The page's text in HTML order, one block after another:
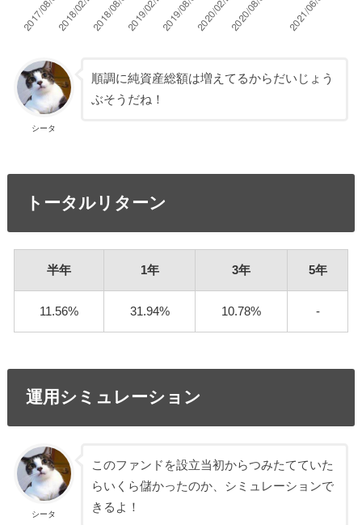
シータ
順調に純資産総額は増えてるからだいじょう
ぶそうだね！
トータルリターン
半年 1年 3年 5年
11.56% 31.94% 10.78% -
運用シミュレーション
シータ
このファンドを設立当初からつみたてていた
らいくら儲かったのか、シミュレーションで
きるよ！